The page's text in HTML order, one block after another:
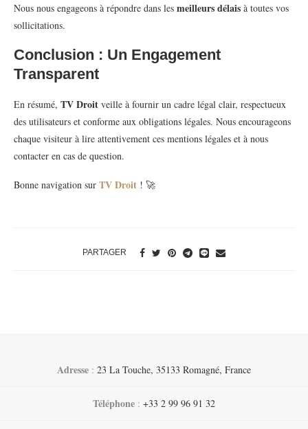
Nous nous engageons à répondre dans les meilleurs délais à toutes vos
sollicitations.
Conclusion : Un Engagement
Transparent
En résumé, TV Droit veille à fournir un cadre légal clair, respectueux
des utilisateurs et conforme aux obligations légales. Nous encourageons
chaque visiteur à lire attentivement ces mentions légales et à nous
contacter en cas de question.
Bonne navigation sur TV Droit ! 🚀
PARTAGER
Adresse : 23 La Touche, 35133 Romagné, France
Téléphone : +33 2 99 96 91 32